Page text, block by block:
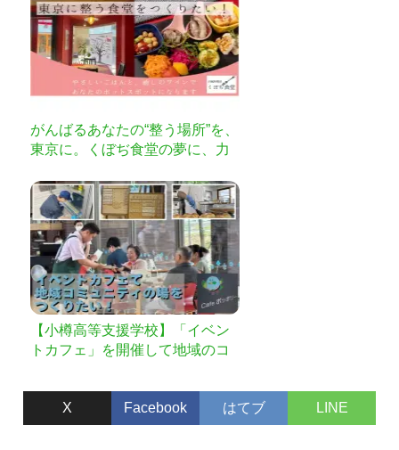
がんばるあなたの“整う場所”を、
東京に。くぼぢ食堂の夢に、力
【小樽高等支援学校】「イベン
トカフェ」を開催して地域のコ
X Facebook はてブ LINE